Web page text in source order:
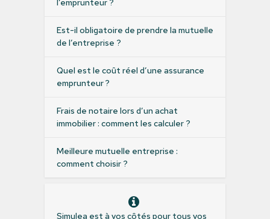
l’emprunteur ?
Est-il obligatoire de prendre la mutuelle
de l’entreprise ?
Quel est le coût réel d’une assurance
emprunteur ?
Frais de notaire lors d’un achat
immobilier : comment les calculer ?
Meilleure mutuelle entreprise :
comment choisir ?
Simulea est à vos côtés pour tous vos